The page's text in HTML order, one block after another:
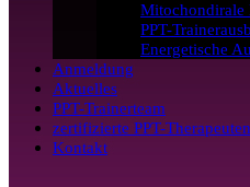
Mitochondirale
PPT-
Energetische
Anmeldung
Aktuelles
PPT-Trainerteam
zertifizierte PPT-
Kontakt